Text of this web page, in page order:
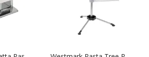
waterkokers. En dat alles onder het
de chef”. Keukenapparaten zijn er te
of je nou 20 euro uit wil geven